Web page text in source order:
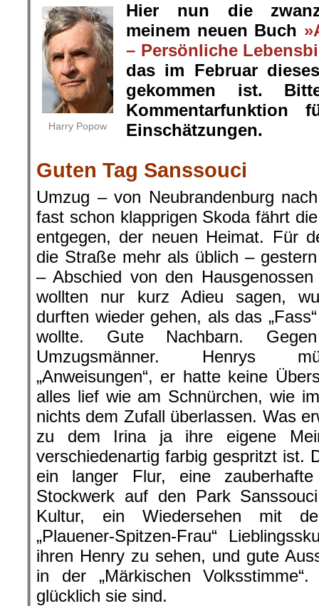
Harry Popow
Hier nun die
meinem neuen Buch
– Persönliche
das im Februar
gekommen ist.
Einschätzungen.
Guten Tag Sanssouci
Umzug – von Neubrandenburg
fast schon klapprigen Skoda fährt
entgegen, der neuen Heimat. Für
die Straße mehr als üblich –
– Abschied von den
wollten nur kurz Adieu sagen,
durften wieder gehen, als das
wollte. Gute Nachbarn.
Umzugsmänner. Henrys
„Anweisungen“, er hatte keine
alles lief wie am Schnürchen, wie
nichts dem Zufall überlassen. Was
zu dem Irina ja ihre eigene
verschiedenartig farbig gespritzt ist.
ein langer Flur, eine
Stockwerk auf den Park
Kultur, ein Wiedersehen mit
„Plauener-Spitzen-Frau“
ihren Henry zu sehen, und gute
in der „Märkischen
glücklich sie sind.